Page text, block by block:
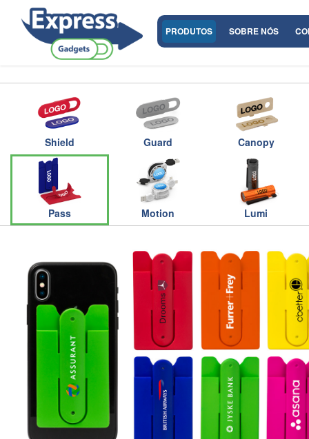
PRODUTOS SOBRE NÓS
Shield Guard Canopy
Pass Motion Lumi